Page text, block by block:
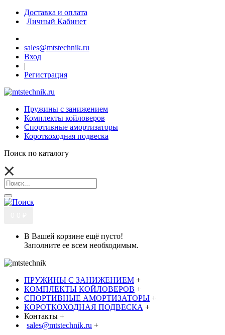
Доставка и оплата
Личный Кабинет
sales@mtstechnik.ru
Вход
|
Регистрация
Пружины с занижением
Комплекты койловеров
Спортивные амортизаторы
Короткоходная подвеска
Поиск по каталогу
В Вашей корзине ещё пусто!
Заполните ее всем необходимым.
ПРУЖИНЫ С ЗАНИЖЕНИЕМ +
КОМПЛЕКТЫ КОЙЛОВЕРОВ +
СПОРТИВНЫЕ АМОРТИЗАТОРЫ +
КОРОТКОХОДНАЯ ПОДВЕСКА +
Контакты +
sales@mtstechnik.ru +